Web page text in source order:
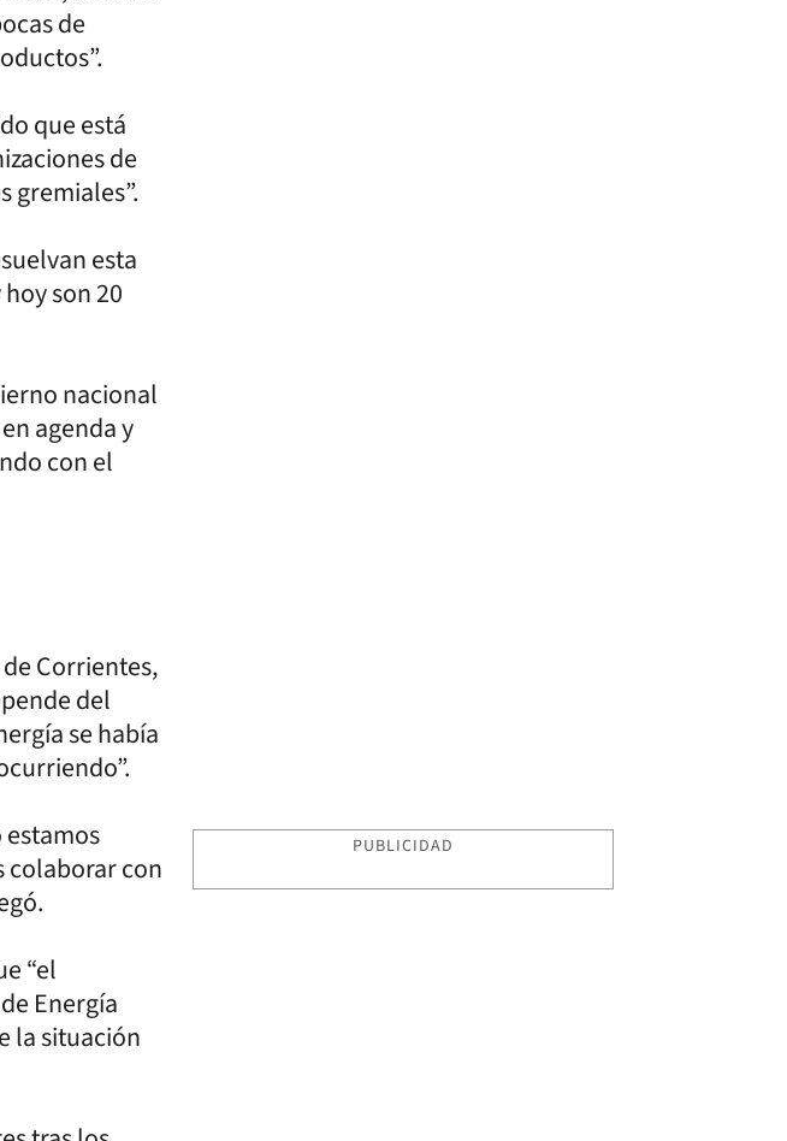
de
que está
de
gremiales”.
esta
son 20
nacional
agenda y
con el
Corrientes,
del
se había
colaborar con
“el
Energía
la situación
PUBLICIDAD